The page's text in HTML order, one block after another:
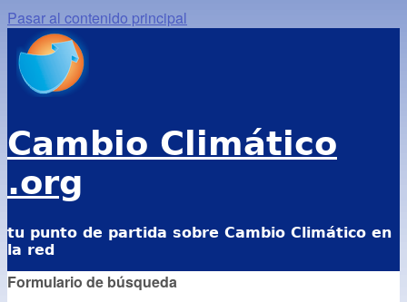
Pasar al contenido principal
Cambio Climático
.org
tu punto de partida sobre Cambio Climático en
la red
Formulario de búsqueda